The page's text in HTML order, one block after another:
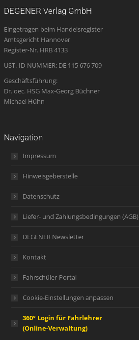
new
window
new
window
new
window
opens
in
new
new
DEGENER Verlag GmbH
Eingetragen beim Handelsregister
Amtsgericht Hannover
Register-Nr. HRB 4133
UST.-ID-NUMMER: DE 115 676 709
Geschäftsführung:
Dr. oec. HSG Max-Georg Büchner
Michael Hühn
Navigation
Impressum
Hinweisgeberstelle
Datenschutz
Liefer- und Zahlungsbedingungen (AGB)
DEGENER Newsletter
Kontakt
Fahrschüler-Portal
Cookie-Einstellungen anpassen
360° Login für Fahrlehrer
(Online-Verwaltung)